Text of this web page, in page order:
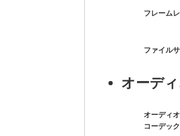
フレーム
ファイル
オーデ
オーディオ
コーデック